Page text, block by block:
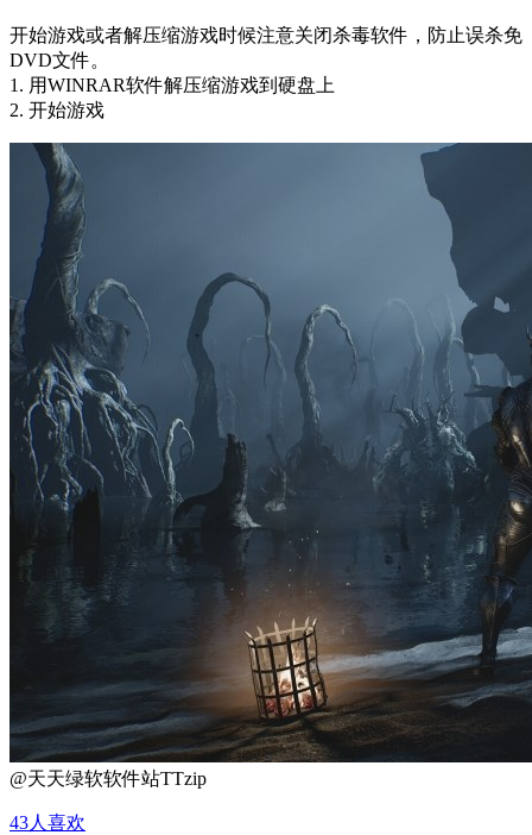
开始游戏或者解压缩游戏时候注意关闭杀毒软件，防止误杀免
DVD文件。
1. 用WINRAR软件解压缩游戏到硬盘上
2. 开始游戏
@天天绿软软件站TTzip
43人喜欢